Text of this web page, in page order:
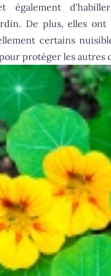
également
De plus, elles ont
certains
protéger les autres